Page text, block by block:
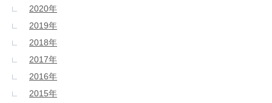
2020年
2019年
2018年
2017年
2016年
2015年